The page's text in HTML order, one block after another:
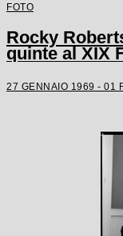
FOTO
Rocky
quinte al XIX
27 GENNAIO 1969 - 01